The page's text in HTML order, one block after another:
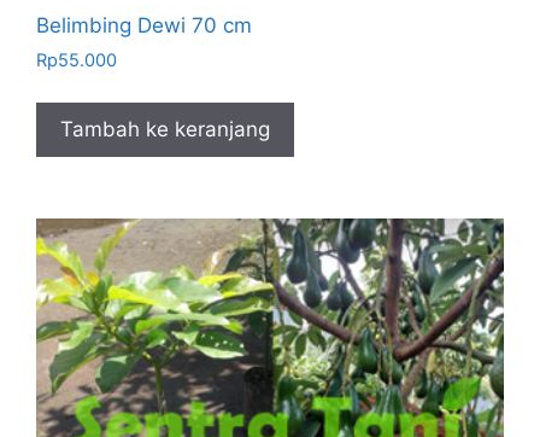
Belimbing Dewi 70 cm
Rp55.000
Tambah ke keranjang